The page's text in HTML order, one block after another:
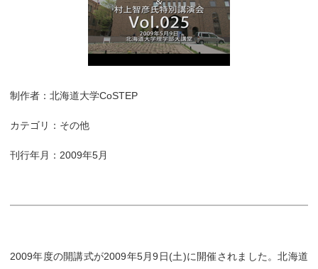
制作者：北海道大学CoSTEP
カテゴリ：その他
刊行年月：2009年5月
2009年度の開講式が2009年5月9日(土)に開催されました。北海道